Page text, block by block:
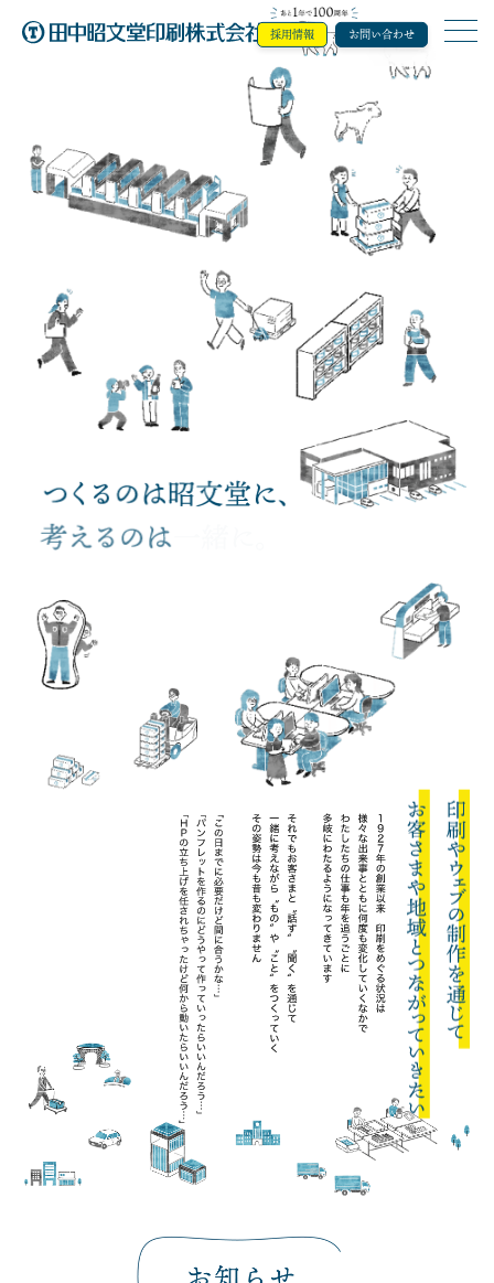
田中昭文堂印
採用情報 お問い合わせ
つ
昭
1927年の
「この日までに必要だけど間
そんなとき とりあえず昭文堂に聞いて